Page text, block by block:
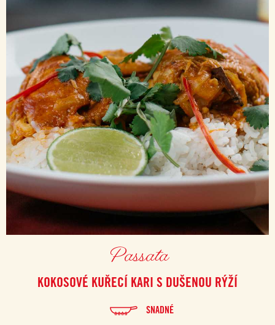
Passata
KOKOSOVÉ KUŘECÍ KARI S DUŠENOU RÝŽÍ
SNADNÉ